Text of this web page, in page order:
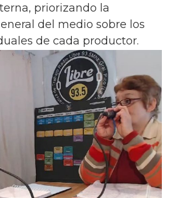
priorizando la
del medio sobre los
de cada productor.